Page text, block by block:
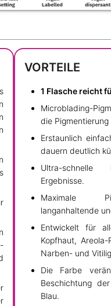
VORTEILE
1 Flasche reicht
Microblading-
die Pigmentierung
Erstaunlich
dauern deutlich
Ultra-schnelle
Ergebnisse.
Maximale
langanhaltende
Entwickelt für
Kopfhaut,
Narben- und
Die Farbe
Beschichtung
Blau.